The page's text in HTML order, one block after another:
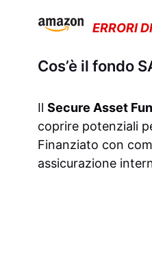
ERRORI
Cos’è il fondo
Il Secure Asset
coprire potenziali
Finanziato con
assicurazione